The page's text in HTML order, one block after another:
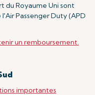
du Royaume Uni sont
Passenger Duty (APD
un remboursement.
importantes